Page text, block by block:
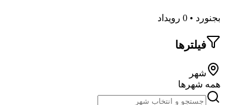
بجنورد • 0 رویداد
فیلترها
شهر
همه شهرها